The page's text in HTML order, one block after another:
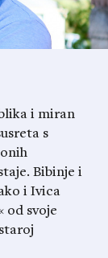
i miran
s
Bibinje i
i Ivica
od svoje